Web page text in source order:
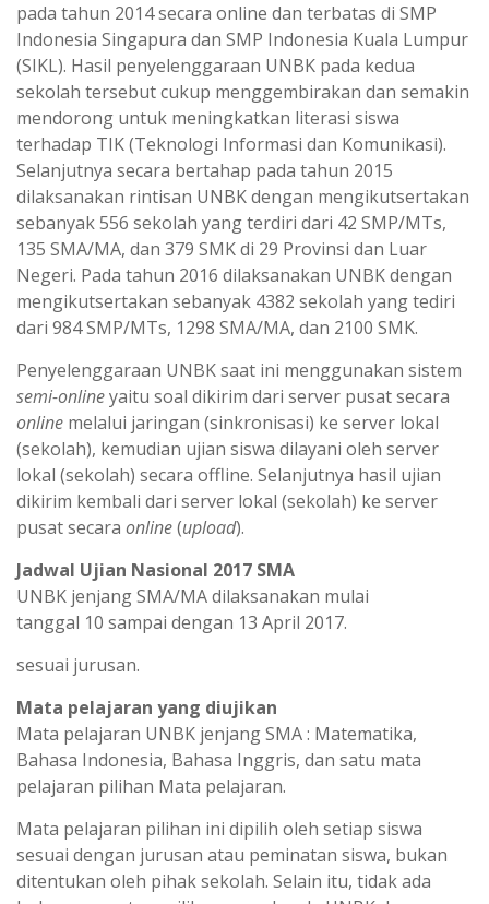
pada tahun 2014 secara online dan terbatas di SMP
Indonesia Singapura dan SMP Indonesia Kuala Lumpur
(SIKL). Hasil penyelenggaraan UNBK pada kedua
sekolah tersebut cukup menggembirakan dan semakin
mendorong untuk meningkatkan literasi siswa
terhadap TIK (Teknologi Informasi dan Komunikasi).
Selanjutnya secara bertahap pada tahun 2015
dilaksanakan rintisan UNBK dengan mengikutsertakan
sebanyak 556 sekolah yang terdiri dari 42 SMP/MTs,
135 SMA/MA, dan 379 SMK di 29 Provinsi dan Luar
Negeri. Pada tahun 2016 dilaksanakan UNBK dengan
mengikutsertakan sebanyak 4382 sekolah yang tediri
dari 984 SMP/MTs, 1298 SMA/MA, dan 2100 SMK.
Penyelenggaraan UNBK saat ini menggunakan sistem
semi-onlineyaitu soal dikirim dari server pusat secara
online melalui jaringan (sinkronisasi) ke server lokal
(sekolah), kemudian ujian siswa dilayani oleh server
lokal (sekolah) secara offline. Selanjutnya hasil ujian
dikirim kembali dari server lokal (sekolah) ke server
pusat secara online(upload).
Jadwal Ujian Nasional 2017 SMA
UNBK jenjang SMA/MA dilaksanakan mulai
tanggal 10 sampai dengan 13 April 2017.
sesuai jurusan.
Mata pelajaran yang diujikan
Mata pelajaran UNBK jenjang SMA : Matematika,
Bahasa Indonesia, Bahasa Inggris, dan satu mata
pelajaran pilihan Mata pelajaran.
Mata pelajaran pilihan ini dipilih oleh setiap siswa
sesuai dengan jurusan atau peminatan siswa, bukan
ditentukan oleh pihak sekolah. Selain itu, tidak ada